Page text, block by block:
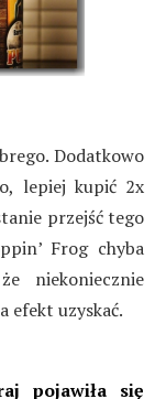
Dodatkowo
lepiej kupić 2x
przejść tego
Frog chyba
niekoniecznie
efekt uzyskać.
pojawiła się